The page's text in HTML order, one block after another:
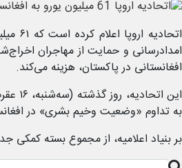
امدادرسانی و حمایت از مهاجران
افغانستانی‌ در پاکستان، هزینه می‌کند.
این
به تداوم «وضعیت وخیم بشری» در
بر بنیاد اعلامیه، از مجموع بسته کمکی جدید،